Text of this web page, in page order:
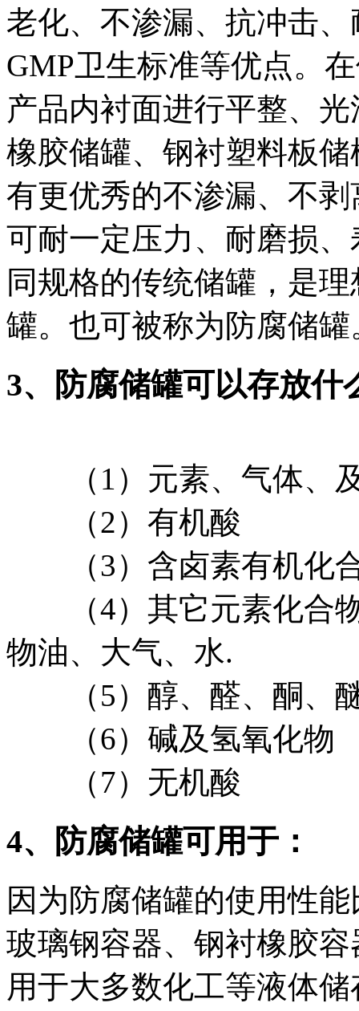
老化、不渗漏、抗冲击
GMP卫生标准等优点。
产品内衬面进行平整、
橡胶储罐、钢衬塑料板
有更优秀的不渗漏、不
可耐一定压力、耐磨损
同规格的传统储罐，是
罐。也可被称为防腐储罐
3、防腐储罐可以存放什
（1）元素、气体、
（2）有机酸
（3）含卤素有机化合
（4）其它元素化合物
物油、大气、水.
（5）醇、醛、酮、醚
（6）碱及氢氧化物
（7）无机酸
4、防腐储罐可用于：
因为防腐储罐的使用性
玻璃钢容器、钢衬橡胶
用于大多数化工等液体